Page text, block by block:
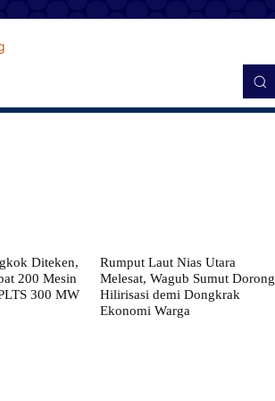
Diteken,
200 Mesin
300 MW
Rumput Laut Nias Utara
Melesat, Wagub Sumut Dorong
Hilirisasi demi Dongkrak
Ekonomi Warga